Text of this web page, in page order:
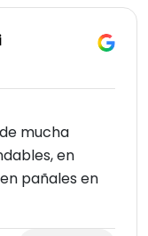
mucha
en
pañales en